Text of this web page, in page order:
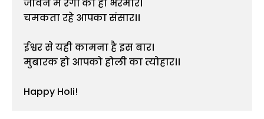
जीवन में रंगों की हो भरमार।
चमकता रहे आपका संसार।।
ईश्वर से यही कामना है इस बार।
मुबारक हो आपको होली का त्योहार।।
Happy Holi!